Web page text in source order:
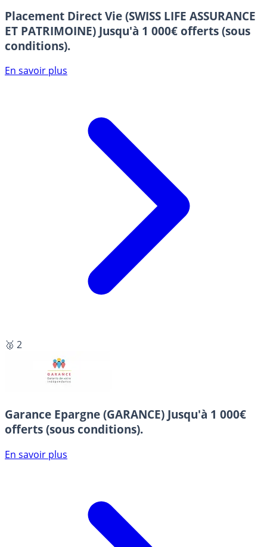
Placement Direct Vie (SWISS LIFE ASSURANCE
ET PATRIMOINE) Jusqu'à 1 000€ offerts (sous
conditions).
En savoir plus
🥈 2
Garance Epargne (GARANCE) Jusqu'à 1 000€
offerts (sous conditions).
En savoir plus